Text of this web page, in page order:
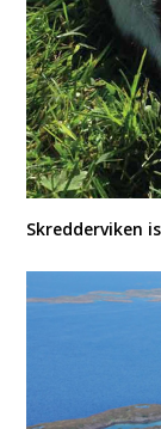
Skredderviken